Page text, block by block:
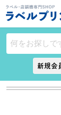
新規会